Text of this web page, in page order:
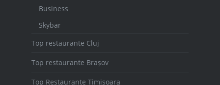
Business
Skybar
Top restaurante Cluj
Top restaurante Brașov
Top Restaurante Timișoara